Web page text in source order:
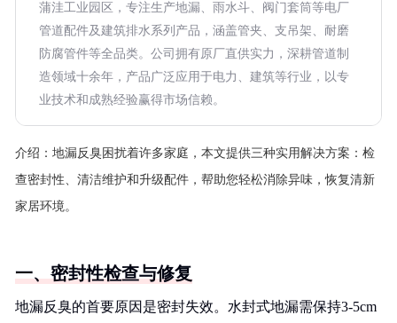
蒲洼工业园区，专注生产地漏、雨水斗、阀门套筒等电厂
管道配件及建筑排水系列产品，涵盖管夹、支吊架、耐磨
防腐管件等全品类。公司拥有原厂直供实力，深耕管道制
造领域十余年，产品广泛应用于电力、建筑等行业，以专
业技术和成熟经验赢得市场信赖。
介绍： 地漏反臭困扰着许多家庭，本文提供三种实用解决方案：检
查密封性、清洁维护和升级配件，帮助您轻松消除异味，恢复清新
家居环境。
一、密封性检查与修复
地漏反臭的首要原因是密封失效。水封式地漏需保持3-5cm